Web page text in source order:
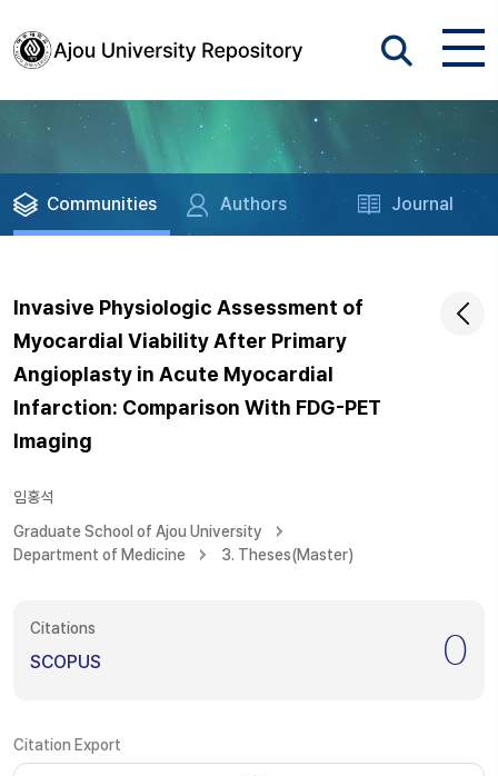
Communities Authors Journal
Invasive Physiologic Assessment of
Myocardial Viability After Primary
Angioplasty in Acute Myocardial
Infarction: Comparison With FDG-PET
Imaging
임홍석
Graduate School of Ajou University
Department of Medicine
3. Theses(Master)
Citations
SCOPUS 0
Citation Export